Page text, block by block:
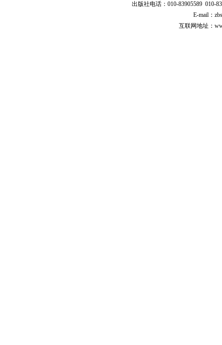
出版社电话：010-83905589 010-
E-mail：
互联网地址：